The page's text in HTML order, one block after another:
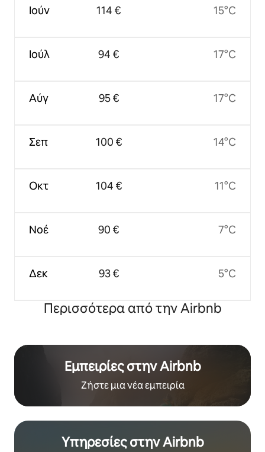
Ιούν
Ιούλ
Αύγ
Σεπ
Οκτ
Νοέ
Δεκ
114 €
94 €
95 €
100 €
104 €
90 €
93 €
15°C
17°C
17°C
14°C
11°C
7°C
5°C
Περισσότερα από την Airbnb
Εμπειρίες στην Airbnb
Ζήστε μια νέα εμπειρία
Υπηρεσίες στην Airbnb